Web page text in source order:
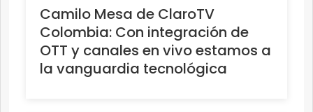
Camilo Mesa de ClaroTV
Colombia: Con integración de
OTT y canales en vivo estamos a
la vanguardia tecnológica